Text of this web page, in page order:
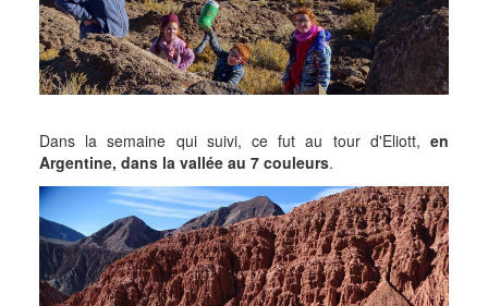
Dans la semaine qui suivi, ce fut au tour d'Eliott, en
Argentine, dans la vallée au 7 couleurs.